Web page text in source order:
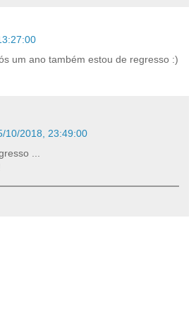
um ano também estou de regresso :)
10/2018, 23:49:00
...